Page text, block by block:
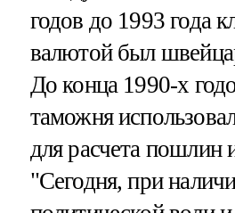
годов до 1993 года
валютой был
До конца 1990-х
таможня
для расчета пошлин
"Сегодня, при